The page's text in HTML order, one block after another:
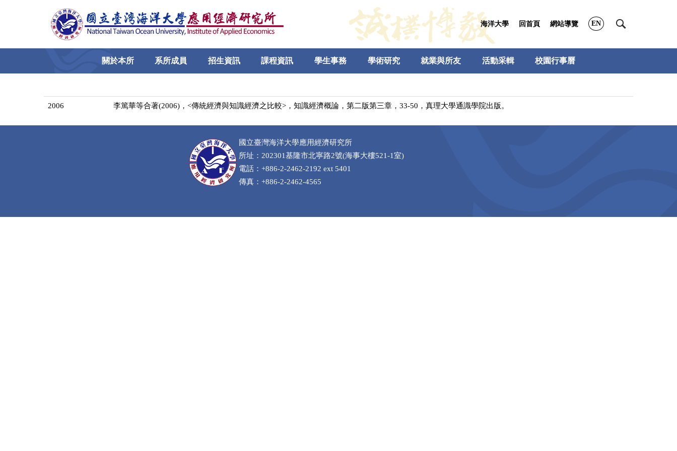
區
海洋大學 回首頁 網站導覽 EN
關於本所 系所成員 招生資訊 課程資訊 學生事務 學術研究 就業與所友 活動采輯 校園行事曆
2006 李篤華等合著(2006)，<傳統經濟與知識經濟之比較>，知識經濟概論，第二版第三章，33-50，真理大學通識學院出版。
國立臺灣海洋大學應用經濟研究所
所址：202301基隆市北寧路2號(海事大樓521-1室)
電話：+886-2-2462-2192 ext 5401
傳真：+886-2-2462-4565